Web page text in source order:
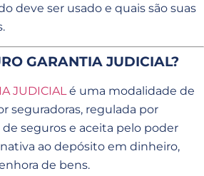
deve ser usado e quais são suas
GARANTIA JUDICIAL?
JUDICIALé uma modalidade de
seguradoras, regulada por
seguros e aceita pelo poder
ao depósito em dinheiro,
de bens.